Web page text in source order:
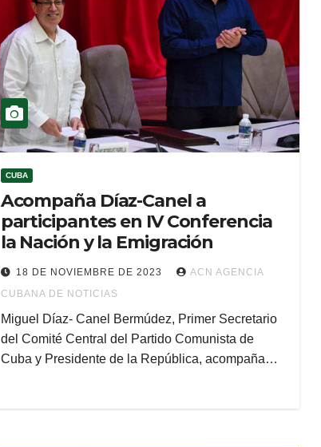
CUBA
Acompaña Díaz-Canel a
participantes en IV Conferencia
la Nación y la Emigración
18 DE NOVIEMBRE DE 2023
ACN AGENCIA
CUBANA DE NOTICIAS
Miguel Díaz- Canel Bermúdez, Primer Secretario
del Comité Central del Partido Comunista de
Cuba y Presidente de la República, acompaña…